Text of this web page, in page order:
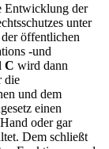
Entwicklung der
unter
öffentlichen
-und
C wird dann
die
und dem
einen
oder gar
Dem schließt